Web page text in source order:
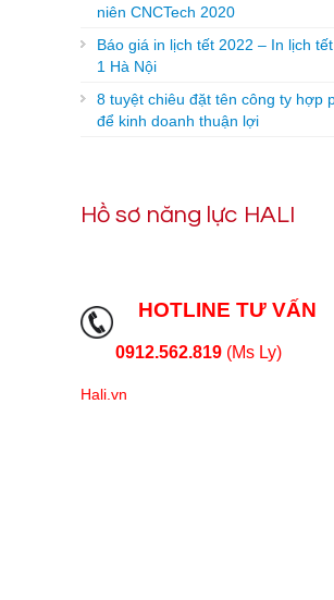
niên CNCTech 2020
Báo giá in lịch tết 2022 – In lịch
1 Hà Nội
8 tuyệt chiêu đặt tên công ty hợp
để kinh doanh thuận lợi
Hồ sơ năng lực HALI
HOTLINE TƯ VẤN
0912.562.819 (Ms Ly)
Hali.vn